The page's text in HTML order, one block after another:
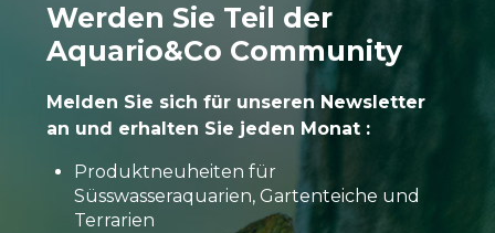
Werden Sie Teil der
Aquario&Co Community
Melden Sie sich für unseren Newsletter
an und erhalten Sie jeden Monat :
Produktneuheiten für
Süsswasseraquarien, Gartenteiche und
Terrarien